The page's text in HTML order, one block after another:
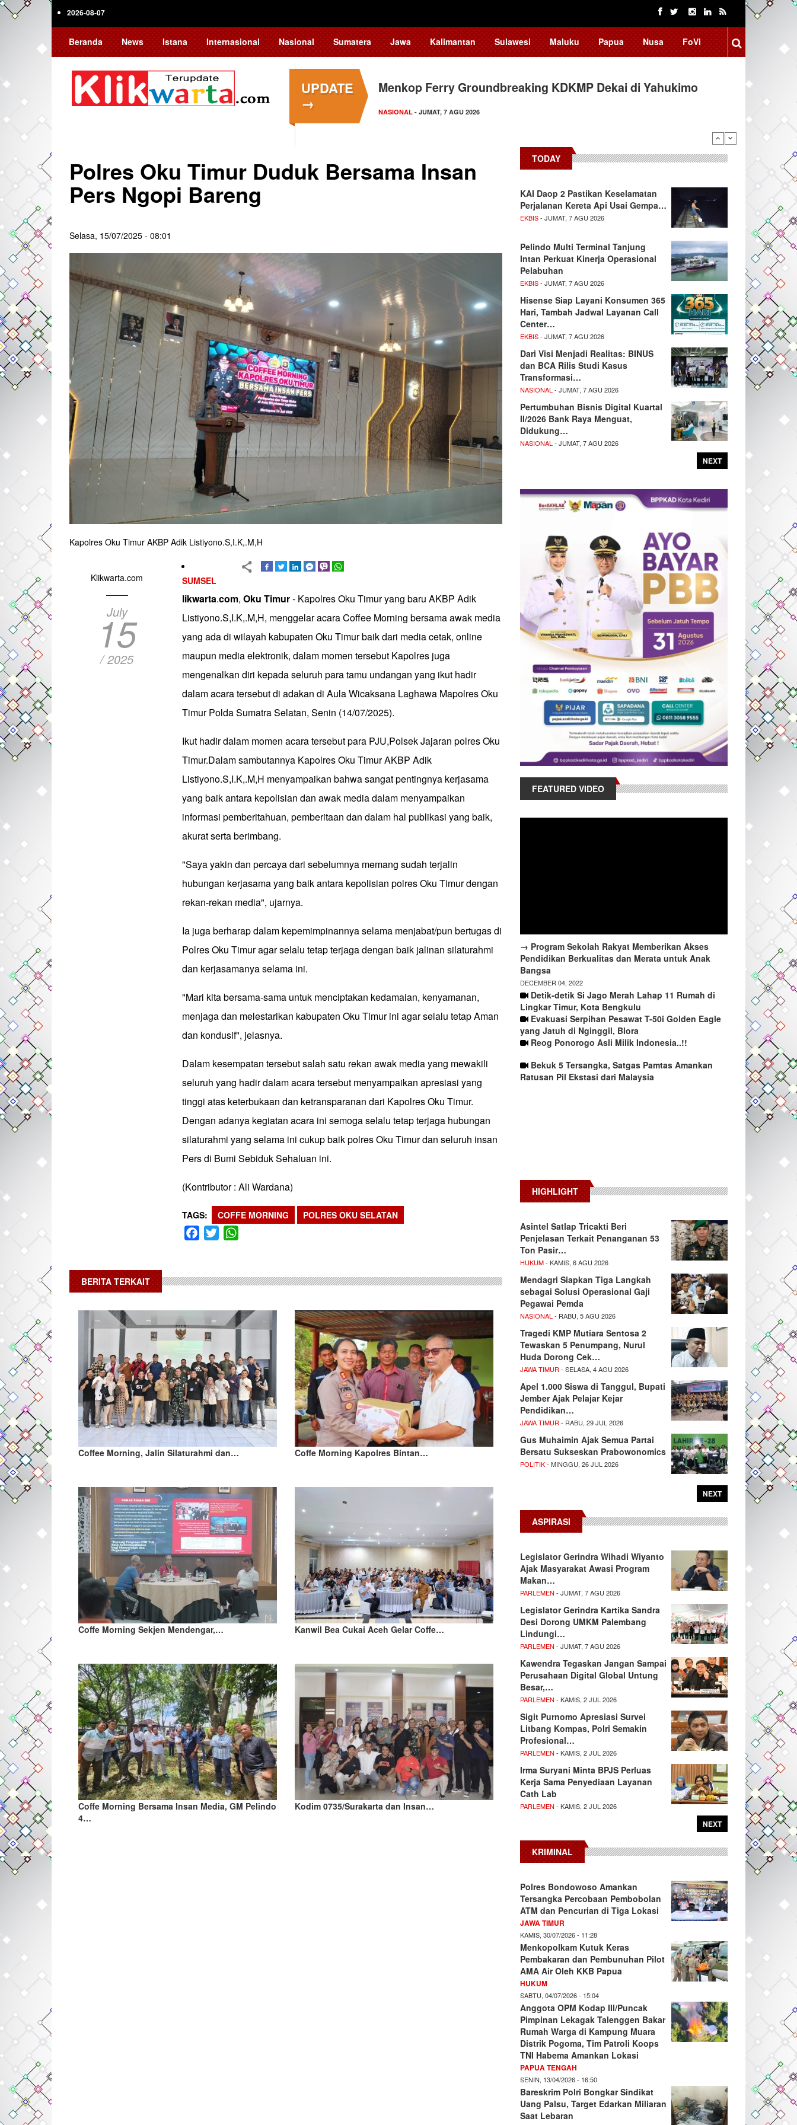
Skip
2026-08-07
Beranda News Istana Internasional Nasional Sumatera Jawa Kalimantan Sulawesi Maluku Papua Nusa FoVi
UPDATE
→
Menkop Ferry Groundbreaking KDKMP Dekai di Yahukimo
NASIONAL - JUMAT, 7 AGU 2026
Polres Oku Timur Duduk Bersama Insan
Pers Ngopi Bareng
Selasa, 15/07/2025 - 08:01
Kapolres Oku Timur AKBP Adik Listiyono.S,I.K,.M,H
Klikwarta.com
July
15
/ 2025
SUMSEL
likwarta.com, Oku Timur- Kapolres Oku Timur yang baru AKBP Adik
Listiyono.S,I.K,.M,H, menggelar acara Coffee Morning bersama awak media
yang ada di wilayah kabupaten Oku Timur baik dari media cetak, online
maupun media elektronik, dalam momen tersebut Kapolres juga
mengenalkan diri kepada seluruh para tamu undangan yang ikut hadir
dalam acara tersebut di adakan di Aula Wicaksana Laghawa Mapolres Oku
Timur Polda Sumatra Selatan, Senin (14/07/2025).
Ikut hadir dalam momen acara tersebut para PJU,Polsek Jajaran polres Oku
Timur.Dalam sambutannya Kapolres Oku Timur AKBP Adik
Listiyono.S,I.K,.M,H menyampaikan bahwa sangat pentingnya kerjasama
yang baik antara kepolisian dan awak media dalam menyampaikan
informasi pemberitahuan, pemberitaan dan dalam hal publikasi yang baik,
akurat serta berimbang.
"Saya yakin dan percaya dari sebelumnya memang sudah terjalin
hubungan kerjasama yang baik antara kepolisian polres Oku Timur dengan
rekan-rekan media", ujarnya.
Ia juga berharap dalam kepemimpinannya selama menjabat/pun bertugas di
Polres Oku Timur agar selalu tetap terjaga dengan baik jalinan silaturahmi
dan kerjasamanya selama ini.
"Mari kita bersama-sama untuk menciptakan kedamaian, kenyamanan,
menjaga dan melestarikan kabupaten Oku Timur ini agar selalu tetap Aman
dan kondusif", jelasnya.
Dalam kesempatan tersebut salah satu rekan awak media yang mewakili
seluruh yang hadir dalam acara tersebut menyampaikan apresiasi yang
tinggi atas keterbukaan dan ketransparanan dari Kapolres Oku Timur.
Dengan adanya kegiatan acara ini semoga selalu tetap terjaga hubungan
silaturahmi yang selama ini cukup baik polres Oku Timur dan seluruh insan
Pers di Bumi Sebiduk Sehaluan ini.
(Kontributor : Ali Wardana)
TAGS COFFE MORNING POLRES OKU SELATAN
Facebook
Twitter
BERITA TERKAIT
Coffee Morning, Jalin Silaturahmi dan… Coffe Morning Kapolres Bintan…
Coffe Morning Sekjen Mendengar,… Kanwil Bea Cukai Aceh Gelar Coffe…
Coffe Morning Bersama Insan Media, GM Pelindo
4…
Kodim 0735/Surakarta dan Insan…
TODAY
KAI Daop 2 Pastikan Keselamatan
Perjalanan Kereta Api Usai Gempa…
EKBIS- JUMAT, 7 AGU 2026
Pelindo Multi Terminal Tanjung
Intan Perkuat Kinerja Operasional
Pelabuhan
EKBIS- JUMAT, 7 AGU 2026
Hisense Siap Layani Konsumen 365
Hari, Tambah Jadwal Layanan Call
Center…
EKBIS- JUMAT, 7 AGU 2026
Dari Visi Menjadi Realitas: BINUS
dan BCA Rilis Studi Kasus
Transformasi…
NASIONAL - JUMAT, 7 AGU 2026
Pertumbuhan Bisnis Digital Kuartal
II/2026 Bank Raya Menguat,
Didukung…
NASIONAL - JUMAT, 7 AGU 2026
NEXT
FEATURED VIDEO
→ Program Sekolah Rakyat Memberikan Akses
Pendidikan Berkualitas dan Merata untuk Anak
Bangsa
DECEMBER 04, 2022
Detik-detik Si Jago Merah Lahap 11 Rumah di
Lingkar Timur, Kota Bengkulu
Evakuasi Serpihan Pesawat T-50i Golden Eagle
yang Jatuh di Nginggil, Blora
Reog Ponorogo Asli Milik Indonesia..!!
Bekuk 5 Tersangka, Satgas Pamtas Amankan
Ratusan Pil Ekstasi dari Malaysia
HIGHLIGHT
Asintel Satlap Tricakti Beri
Penjelasan Terkait Penanganan 53
Ton Pasir…
HUKUM- KAMIS, 6 AGU 2026
Mendagri Siapkan Tiga Langkah
sebagai Solusi Operasional Gaji
Pegawai Pemda
NASIONAL - RABU, 5 AGU 2026
Tragedi KMP Mutiara Sentosa 2
Tewaskan 5 Penumpang, Nurul
Huda Dorong Cek…
JAWA TIMUR - SELASA, 4 AGU 2026
Apel 1.000 Siswa di Tanggul, Bupati
Jember Ajak Pelajar Kejar
Pendidikan…
JAWA TIMUR - RABU, 29 JUL 2026
Gus Muhaimin Ajak Semua Partai
Bersatu Sukseskan Prabowonomics
POLITIK- MINGGU, 26 JUL 2026
NEXT
ASPIRASI
Legislator Gerindra Wihadi Wiyanto
Ajak Masyarakat Awasi Program
Makan…
PARLEMEN - JUMAT, 7 AGU 2026
Legislator Gerindra Kartika Sandra
Desi Dorong UMKM Palembang
Lindungi…
PARLEMEN - JUMAT, 7 AGU 2026
Kawendra Tegaskan Jangan Sampai
Perusahaan Digital Global Untung
Besar,…
PARLEMEN - KAMIS, 2 JUL 2026
Sigit Purnomo Apresiasi Survei
Litbang Kompas, Polri Semakin
Profesional…
PARLEMEN - KAMIS, 2 JUL 2026
Irma Suryani Minta BPJS Perluas
Kerja Sama Penyediaan Layanan
Cath Lab
PARLEMEN - KAMIS, 2 JUL 2026
NEXT
KRIMINAL
Polres Bondowoso Amankan
Tersangka Percobaan Pembobolan
ATM dan Pencurian di Tiga Lokasi
JAWA TIMUR
KAMIS, 30/07/2026 - 11:28
Menkopolkam Kutuk Keras
Pembakaran dan Pembunuhan Pilot
AMA Air Oleh KKB Papua
HUKUM
SABTU, 04/07/2026 - 15:04
Anggota OPM Kodap III/Puncak
Pimpinan Lekagak Talenggen Bakar
Rumah Warga di Kampung Muara
Distrik Pogoma, Tim Patroli Koops
TNI Habema Amankan Lokasi
PAPUA TENGAH
SENIN, 13/04/2026 - 16:50
Bareskrim Polri Bongkar Sindikat
Uang Palsu, Target Edarkan Miliaran
Saat Lebaran